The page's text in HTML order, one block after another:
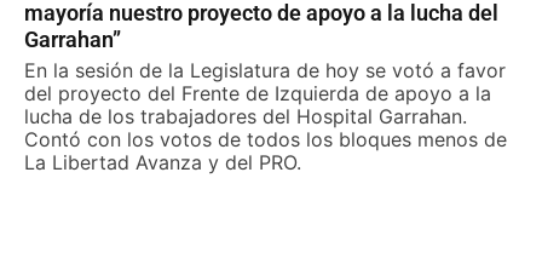
mayoría nuestro proyecto de apoyo a la lucha del
Garrahan”
En la sesión de la Legislatura de hoy se votó a favor
del proyecto del Frente de Izquierda de apoyo a la
lucha de los trabajadores del Hospital Garrahan.
Contó con los votos de todos los bloques menos de
La Libertad Avanza y del PRO.